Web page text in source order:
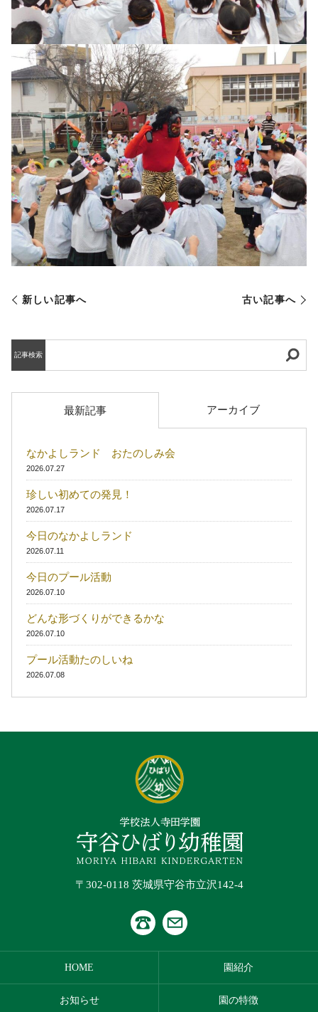
新しい記事へ 古い記事へ
記事検索
最新記事 アーカイブ
なかよしランド おたのしみ会
2026.07.27
珍しい初めての発見！
2026.07.17
今日のなかよしランド
2026.07.11
今日のプール活動
2026.07.10
どんな形づくりができるかな
2026.07.10
プール活動たのしいね
2026.07.08
〒302-0118 茨城県守谷市立沢142-4
HOME 園紹介
お知らせ 園の特徴